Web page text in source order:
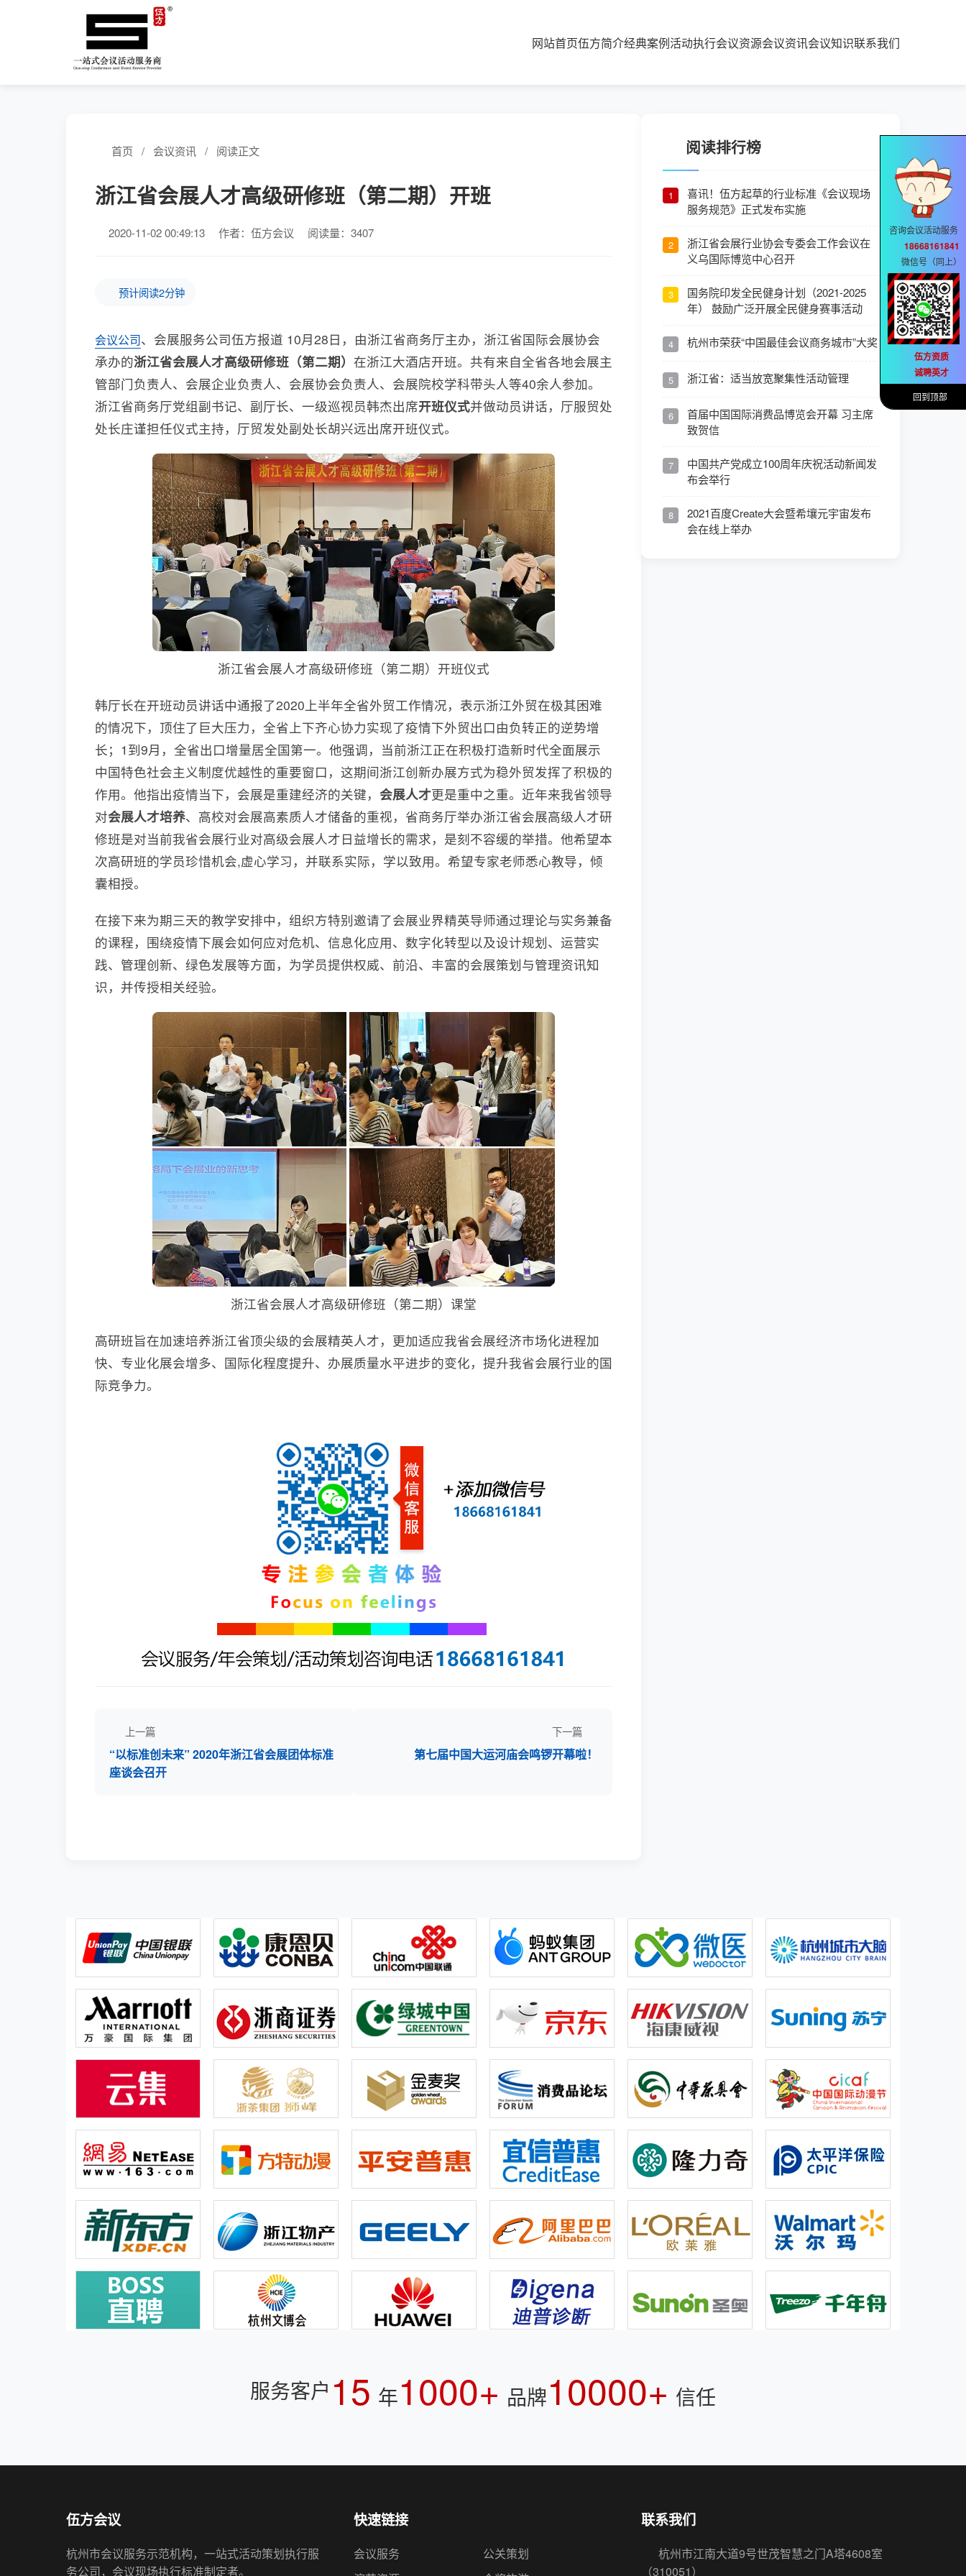
网站首页伍方简介经典案例活动执行会议资源会议资讯会议知识联系我们
首页 / 会议资讯 / 阅读正文
浙江省会展人才高级研修班（第二期）开班
2020-11-02 00:49:13 作者：伍方会议 阅读量：3407
预计阅读2分钟
会议公司、会展服务公司伍方报道 10月28日，由浙江省商务厅主办，浙江省国际会展协会
承办的浙江省会展人才高级研修班（第二期） 在浙江大酒店开班。共有来自全省各地会展主
管部门负责人、会展企业负责人、会展协会负责人、会展院校学科带头人等40余人参加。
浙江省商务厅党组副书记、副厅长、一级巡视员韩杰出席开班仪式并做动员讲话，厅服贸处
处长庄谨担任仪式主持，厅贸发处副处长胡兴远出席开班仪式。
浙江省会展人才高级研修班（第二期）开班仪式
韩厅长在开班动员讲话中通报了2020上半年全省外贸工作情况，表示浙江外贸在极其困难
的情况下，顶住了巨大压力，全省上下齐心协力实现了疫情下外贸出口由负转正的逆势增
长；1到9月，全省出口增量居全国第一。他强调，当前浙江正在积极打造新时代全面展示
中国特色社会主义制度优越性的重要窗口，这期间浙江创新办展方式为稳外贸发挥了积极的
作用。他指出疫情当下，会展是重建经济的关键， 会展人才更是重中之重。近年来我省领导
对会展人才培养、高校对会展高素质人才储备的重视，省商务厅举办浙江省会展高级人才研
修班是对当前我省会展行业对高级会展人才日益增长的需求，是刻不容缓的举措。他希望本
次高研班的学员珍惜机会,虚心学习，并联系实际，学以致用。希望专家老师悉心教导，倾
囊相授。
在接下来为期三天的教学安排中，组织方特别邀请了会展业界精英导师通过理论与实务兼备
的课程，围绕疫情下展会如何应对危机、信息化应用、数字化转型以及设计规划、运营实
践、管理创新、绿色发展等方面，为学员提供权威、前沿、丰富的会展策划与管理资讯知
识，并传授相关经验。
浙江省会展人才高级研修班（第二期）课堂
高研班旨在加速培养浙江省顶尖级的会展精英人才，更加适应我省会展经济市场化进程加
快、专业化展会增多、国际化程度提升、办展质量水平进步的变化，提升我省会展行业的国
际竞争力。
上一篇
“以标准创未来” 2020年浙江省会展团体标准
座谈会召开
下一篇
第七届中国大运河庙会鸣锣开幕啦！
阅读排行榜
1
喜讯！伍方起草的行业标准《会议现场
服务规范》正式发布实施
2
浙江省会展行业协会专委会工作会议在
义乌国际博览中心召开
3
国务院印发全民健身计划（2021-2025
年） 鼓励广泛开展全民健身赛事活动
4 杭州市荣获“中国最佳会议商务城市”大奖
5 浙江省：适当放宽聚集性活动管理
6
首届中国国际消费品博览会开幕 习主席
致贺信
7
中国共产党成立100周年庆祝活动新闻发
布会举行
8
2021百度Create大会暨希壤元宇宙发布
会在线上举办
服务客户 15 年1000+ 品牌10000+ 信任
伍方会议
杭州市会议服务示范机构，一站式活动策划执行服
务公司，会议现场执行标准制定者。
快速链接
会议服务
公关策划
联系我们
杭州市江南大道9号世茂智慧之门A塔4608室
（310051）
咨询会议活动服务
18668161841
微信号（同上）
伍方资质
诚聘英才
回到顶部